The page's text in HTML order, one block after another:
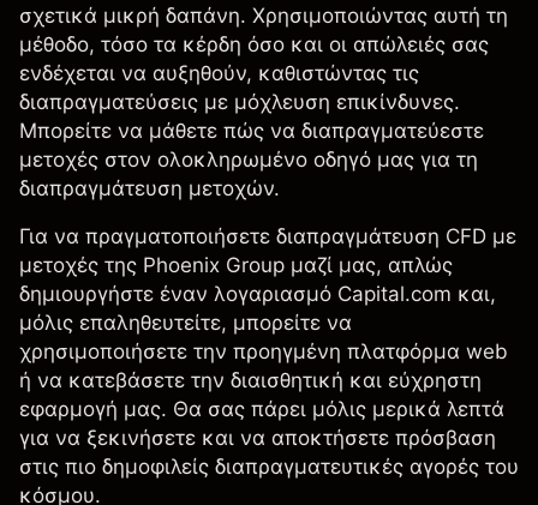
σχετικά μικρή δαπάνη. Χρησιμοποιώντας αυτή τη
μέθοδο, τόσο τα κέρδη όσο και οι απώλειές σας
ενδέχεται να αυξηθούν, καθιστώντας τις
διαπραγματεύσεις με μόχλευση επικίνδυνες.
Μπορείτε να μάθετε πώς να διαπραγματεύεστε
μετοχές στον ολοκληρωμένο οδηγό μας για τη
διαπραγμάτευση μετοχών.
Για να πραγματοποιήσετε διαπραγμάτευση CFD με
μετοχές της Phoenix Group μαζί μας, απλώς
δημιουργήστε έναν λογαριασμό Capital.com και,
μόλις επαληθευτείτε, μπορείτε να
χρησιμοποιήσετε την προηγμένη πλατφόρμα web
ή να κατεβάσετε την διαισθητική και εύχρηστη
εφαρμογή μας. Θα σας πάρει μόλις μερικά λεπτά
για να ξεκινήσετε και να αποκτήσετε πρόσβαση
στις πιο δημοφιλείς διαπραγματευτικές αγορές του
κόσμου.